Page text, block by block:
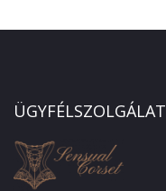
ÜGYFÉLSZOLGÁLAT